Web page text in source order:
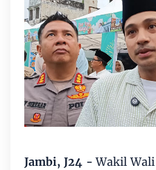
Jambi, J24 -Wakil